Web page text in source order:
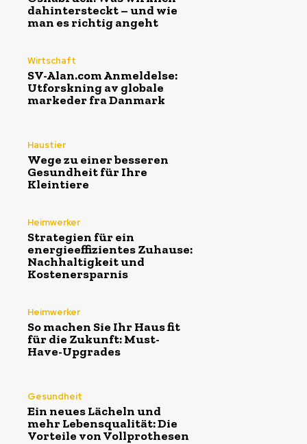
dahintersteckt – und wie
man es richtig angeht
Wirtschaft
SV-Alan.com Anmeldelse:
Utforskning av globale
markeder fra Danmark
Haustier
Wege zu einer besseren
Gesundheit für Ihre
Kleintiere
Heimwerker
Strategien für ein
energieeffizientes Zuhause:
Nachhaltigkeit und
Kostenersparnis
Heimwerker
So machen Sie Ihr Haus fit
für die Zukunft: Must-
Have-Upgrades
Gesundheit
Ein neues Lächeln und
mehr Lebensqualität: Die
Vorteile von Vollprothesen